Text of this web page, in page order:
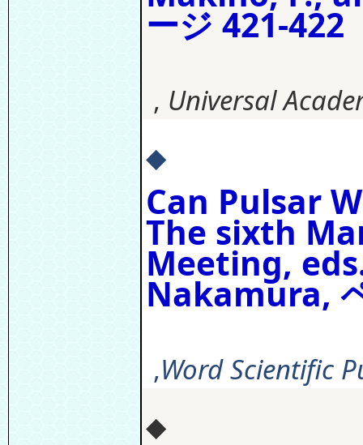
ージ 421-422
, Universal
◆
Can Pulsar
The sixth
Meeting,
Nakamura,
,Word Scientific
◆